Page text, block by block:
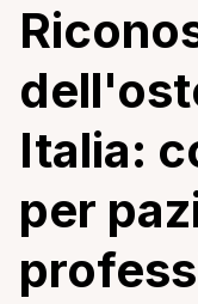
Italia:
per